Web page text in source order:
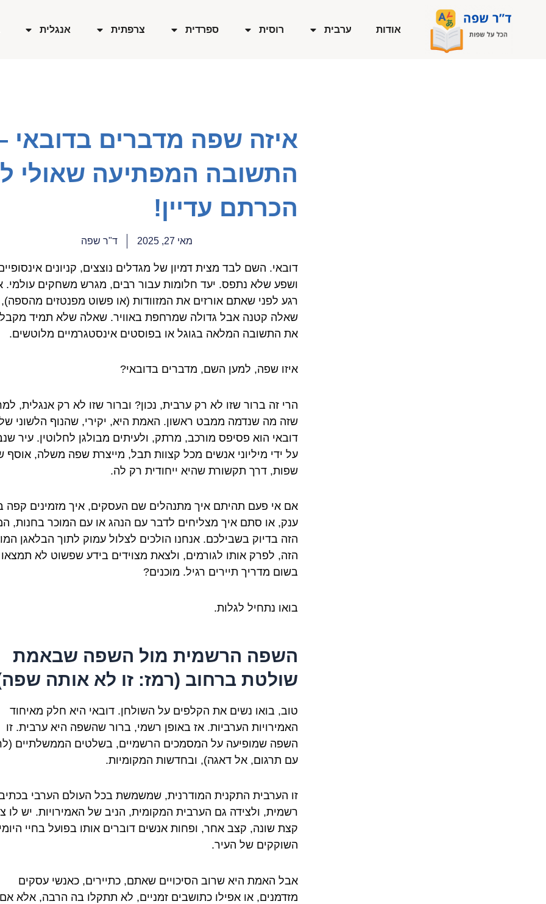
אודות ערבית רוסית ספרדית צרפתית אנגלית
איזה שפה מדברים בדובאי
התשובה המפתיעה שאולי
הכרתם עדיין!
מאי 27, 2025 ד"ר שפה
דובאי. השם לבד מצית דמיון של מגדלים נוצצים, קניונים
ושפע שלא נתפס. יעד חלומות עבור רבים, מגרש משחקים עולמי.
רגע לפני שאתם אורזים את המזוודות (או פשוט מפנטזים
שאלה קטנה אבל גדולה שמרחפת באוויר. שאלה שלא תמיד
את התשובה המלאה בגוגל או בפוסטים אינסטגרמיים מלוטשים.
איזו שפה, למען השם, מדברים בדובאי?
הרי זה ברור שזו לא רק ערבית, נכון? וברור שזו לא רק אנגלית,
שזה מה שנדמה ממבט ראשון. האמת היא, יקירי, שהנוף הלשוני
דובאי הוא פסיפס מורכב, מרתק, ולעיתים מבולגן לחלוטין. עיר
על ידי מיליוני אנשים מכל קצוות תבל, מייצרת שפה משלה, אוסף
שפות, דרך תקשורת שהיא ייחודית רק לה.
אם אי פעם תהיתם איך מתנהלים שם העסקים, איך מזמינים קפה
ענק, או סתם איך מצליחים לדבר עם הנהג או עם המוכר בחנות,
הזה בדיוק בשבילכם. אנחנו הולכים לצלול עמוק לתוך הבלאגן
הזה, לפרק אותו לגורמים, ולצאת מצוידים בידע שפשוט לא תמצאו
בשום מדריך תיירים רגיל. מוכנים?
בואו נתחיל לגלות.
השפה הרשמית מול השפה שבאמת
שולטת ברחוב (רמז: זו לא אותה
טוב, בואו נשים את הקלפים על השולחן. דובאי היא חלק מאיחוד
האמירויות הערביות. אז באופן רשמי, ברור שהשפה היא ערבית. זו
השפה שמופיעה על המסמכים הרשמיים, בשלטים הממשלתיים
עם תרגום, אל דאגה), ובחדשות המקומיות.
זו הערבית התקנית המודרנית, שמשמשת בכל העולם הערבי
רשמית, ולצידה גם הערבית המקומית, הניב של האמירויות. יש לו
קצת שונה, קצב אחר, ופחות אנשים דוברים אותו בפועל בחיי
השוקקים של העיר.
אבל האמת היא שרוב הסיכויים שאתם, כתיירים, כאנשי עסקים
מזדמנים, או אפילו כתושבים זמניים, לא תתקלו בה הרבה, אלא אם